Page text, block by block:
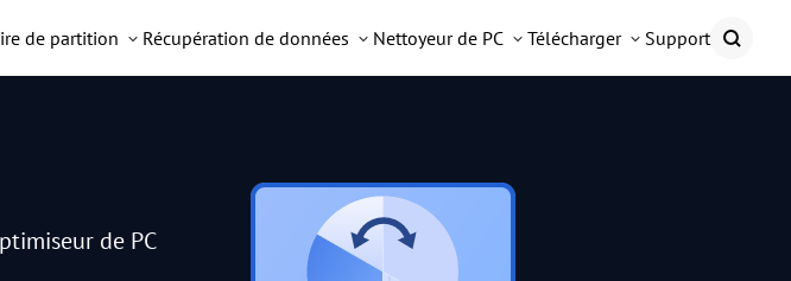
de partition Récupération de données Nettoyeur de PC Télécharger Support
de PC